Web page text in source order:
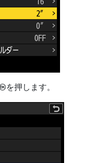
を押します。